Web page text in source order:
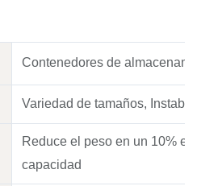
Contenedores de
Variedad de tamaños,
Reduce el peso en un 10%
capacidad